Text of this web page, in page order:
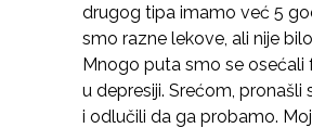
drugog tipa imamo već 5
smo razne lekove, ali nije
Mnogo puta smo se osećali
u depresiji. Srećom, pronašli
i odlučili da ga probamo.